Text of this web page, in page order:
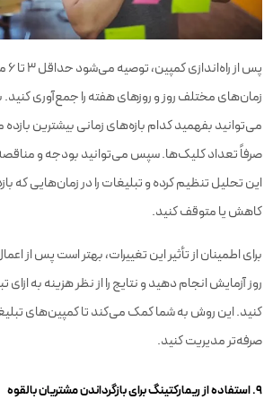
زمان‌های مختلف روز و روزهای هفته را جمع‌آوری کنید.
می‌توانید بفهمید کدام بازه‌های زمانی بیشترین بازده
صرفاً تعداد کلیک‌ها. سپس می‌توانید بودجه و
این تحلیل تنظیم کرده و تبلیغات را در زمان‌هایی که
کاهش یا متوقف کنید.
برای اطمینان از تأثیر این تغییرات، بهتر است پس از
روز آزمایش انجام دهید و نتایج را از نظر هزینه به
کنید. این روش به شما کمک می‌کند تا کمپین‌های
صرفه‌تر مدیریت کنید.
۹. استفاده از ریمارکتینگ برای بازگرداندن مشتریان بالقوه